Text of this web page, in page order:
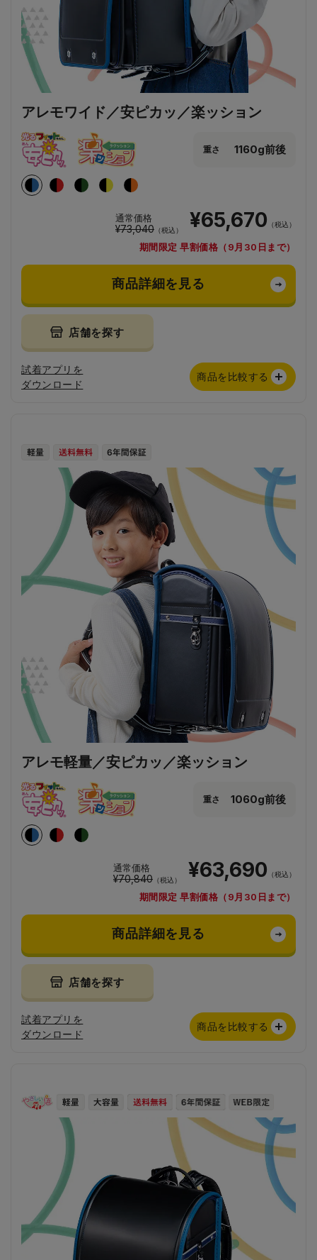
アレモワイド／安ピカッ／楽ッション
重さ 1160g前後
通常価格
¥73,040 （税込） ¥65,670 （税込）
期間限定 早割価格（9月30日まで）
商品詳細を見る
店舗を探す
試着アプリを
ダウンロード
商品を比較する
アレモ軽量／安ピカッ／楽ッション
重さ 1060g前後
通常価格
¥70,840 （税込） ¥63,690 （税込）
期間限定 早割価格（9月30日まで）
商品詳細を見る
店舗を探す
試着アプリを
ダウンロード
商品を比較する